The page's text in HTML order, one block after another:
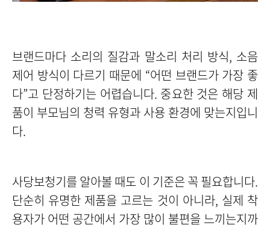
브랜드마다 소리의 질감과 말소리 처리 방식, 소음
제어 방식이 다르기 때문에 “어떤 브랜드가 가장 좋
다”고 단정하기는 어렵습니다. 중요한 것은 해당 제
품이 부모님의 청력 유형과 사용 환경에 맞는지입니
다.
사당보청기를 알아볼 때도 이 기준은 꼭 필요합니다.
단순히 유명한 제품을 고르는 것이 아니라, 실제 착
용자가 어떤 공간에서 가장 많이 불편을 느끼는지까